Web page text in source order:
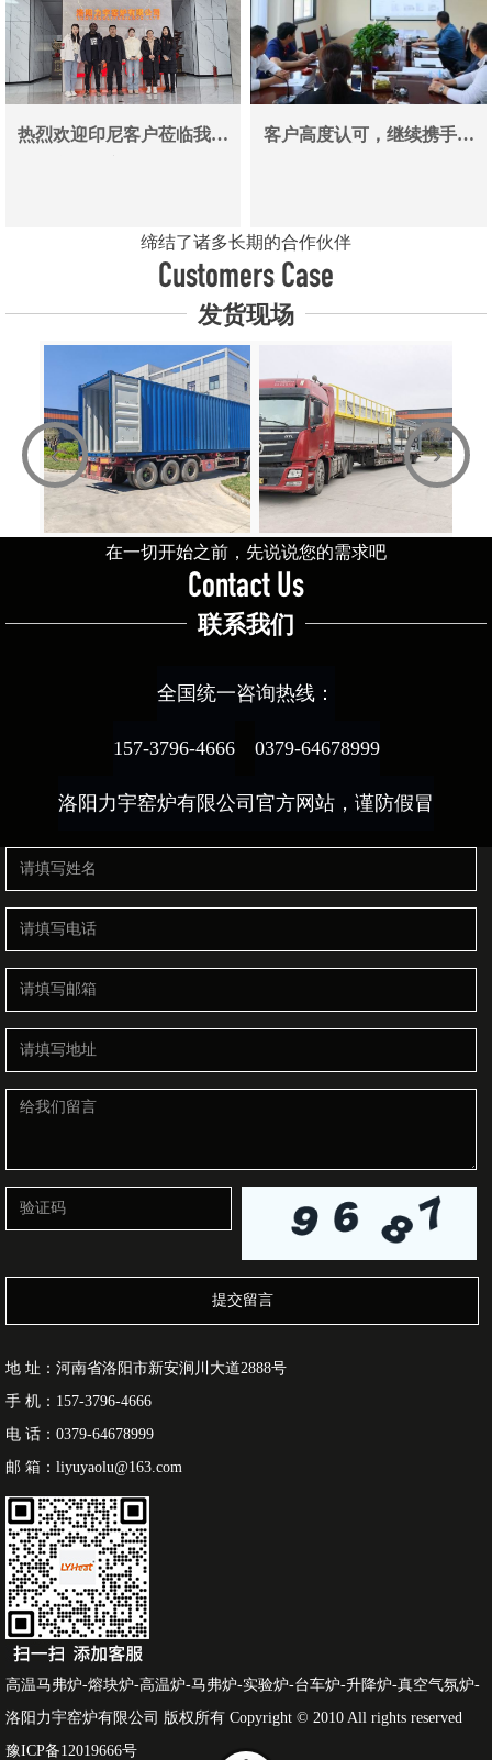
热烈欢迎印尼客户莅临我司
客户高度认可，继续携手同
缔结了诸多长期的合作伙伴
Customers Case
发货现场
‹ ›
在一切开始之前，先说说您的需求吧
Contact Us
联系我们
全国统一咨询热线：
157-3796-4666 0379-64678999
洛阳力宇窑炉有限公司官方网站，谨防假冒
提交留言
地 址：河南省洛阳市新安涧川大道2888号
手 机：157-3796-4666
电 话：0379-64678999
邮 箱：liyuyaolu@163.com
高温马弗炉-熔块炉-高温炉-马弗炉-实验炉-台车炉-升降炉-真空气氛炉-
洛阳力宇窑炉有限公司 版权所有 Copyright © 2010 All rights reserved
豫ICP备12019666号